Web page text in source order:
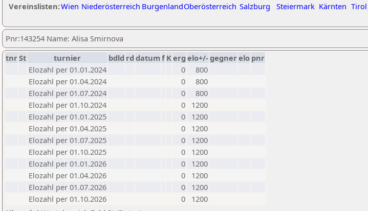
Vereinslisten:Wien Niederösterreich BurgenlandOberösterreich Salzburg Steiermark Kärnten Tirol
Pnr:143254 Name: Alisa Smirnova
tnrSt turnier bdld rd datumf Kerg elo+/-gegnerelo pnr
Elozahl per 01.01.2024
0
800
Elozahl per 01.04.2024
0
800
Elozahl per 01.07.2024
0
800
Elozahl per 01.10.2024
0
1200
Elozahl per 01.01.2025
0
1200
Elozahl per 01.04.2025
0
1200
Elozahl per 01.07.2025
0
1200
Elozahl per 01.10.2025
0
1200
Elozahl per 01.01.2026
0
1200
Elozahl per 01.04.2026
0
1200
Elozahl per 01.07.2026
0
1200
Elozahl per 01.10.2026
0
1200